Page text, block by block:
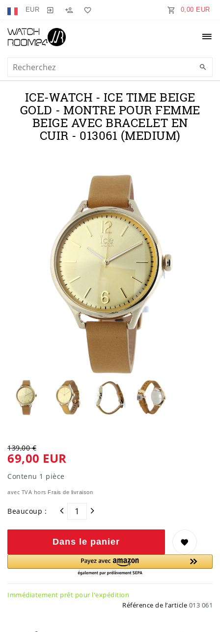
EUR 0,00 EUR
ICE-WATCH - ICE TIME BEIGE
GOLD - MONTRE POUR FEMME
BEIGE AVEC BRACELET EN
CUIR - 013061 (MEDIUM)
139,00 €
69,00 EUR
Contenu 1 pièce
avec TVA hors Frais de livraison
Beaucoup :
Dans le panier
Immédiatement prêt pour l'expédition
Référence de l’article 013 061